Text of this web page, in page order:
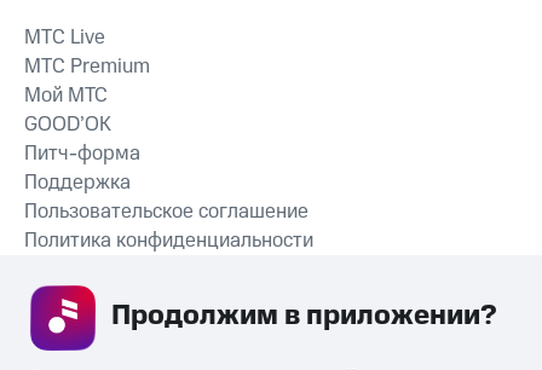
СКАЧАТЬ ПРИЛОЖЕНИЕ
MTС Live
MTС Premium
Мой МТС
GOOD’OK
Питч-форма
Поддержка
Пользовательское соглашение
Политика конфиденциальности